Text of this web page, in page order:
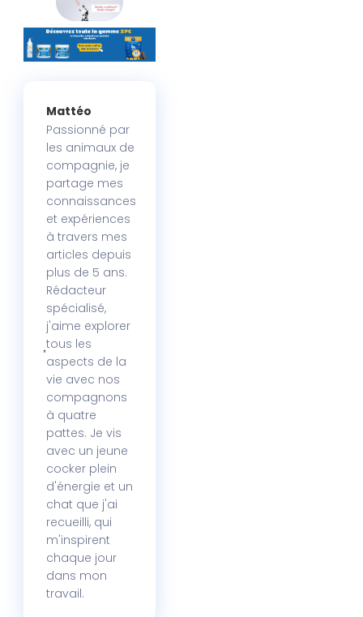
Mattéo
Passionné par
les animaux de
compagnie, je
partage mes
connaissances
et expériences
à travers mes
articles depuis
plus de 5 ans.
Rédacteur
spécialisé,
j'aime explorer
tous les
aspects de la
vie avec nos
compagnons
à quatre
pattes. Je vis
avec un jeune
cocker plein
d'énergie et un
chat que j'ai
recueilli, qui
m'inspirent
chaque jour
dans mon
travail.